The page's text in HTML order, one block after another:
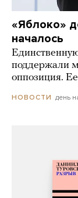
«Яблоко»
началось
поддержали
оппозиция.
НОВОСТИ день